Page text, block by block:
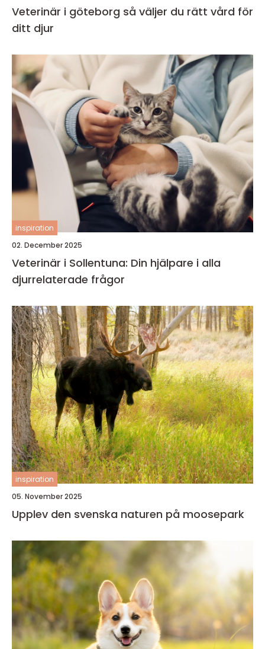
Veterinär i göteborg så väljer du rätt vård för
ditt djur
inspiration
02. December 2025
Veterinär i Sollentuna: Din hjälpare i alla
djurrelaterade frågor
inspiration
05. November 2025
Upplev den svenska naturen på moosepark